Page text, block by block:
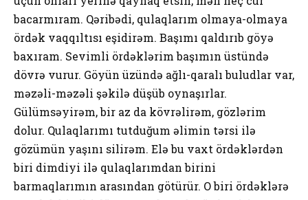
bacarmıram. Qəribədi, qulaqlarım olmaya-olmaya
ördək vaqqıltısı eşidirəm. Başımı qaldırıb göyə
baxıram. Sevimli ördəklərim başımın üstündə
dövrə vurur. Göyün üzündə ağlı-qaralı buludlar var,
məzəli-məzəli şəkilə düşüb oynaşırlar.
Gülümsəyirəm, bir az da kövrəlirəm, gözlərim
dolur. Qulaqlarımı tutduğum əlimin tərsi ilə
gözümün yaşını silirəm. Elə bu vaxt ördəklərdən
biri dimdiyi ilə qulaqlarımdan birini
barmaqlarımın arasından götürür. O biri ördəklərə